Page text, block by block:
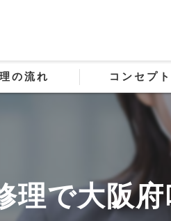
の流れ コンセプト
理で大阪